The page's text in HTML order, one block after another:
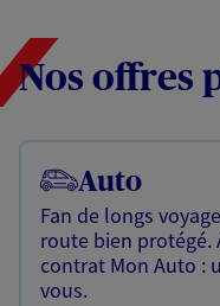
Nos offres
Auto
Fan de longs
route bien protégé.
contrat Mon Auto :
vous.